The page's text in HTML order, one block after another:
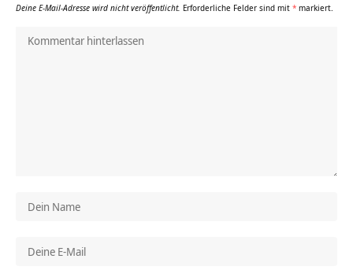
Deine E-Mail-Adresse wird nicht veröffentlicht. Erforderliche Felder sind mit * markiert.